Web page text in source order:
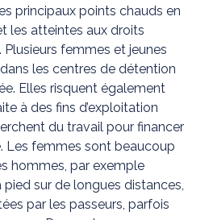
principaux points chauds en
les atteintes aux droits
femmes et jeunes
les centres de détention
Elles risquent également
à des fins d’exploitation
du travail pour financer
Les femmes sont beaucoup
hommes, par exemple
pied sur de longues distances,
par les passeurs, parfois